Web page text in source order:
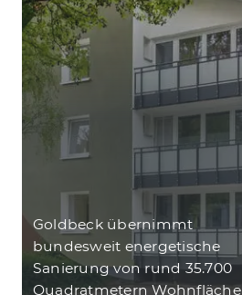
Goldbeck übernimmt
bundesweit energetische
Sanierung von rund 35.700
Quadratmetern Wohnfläche